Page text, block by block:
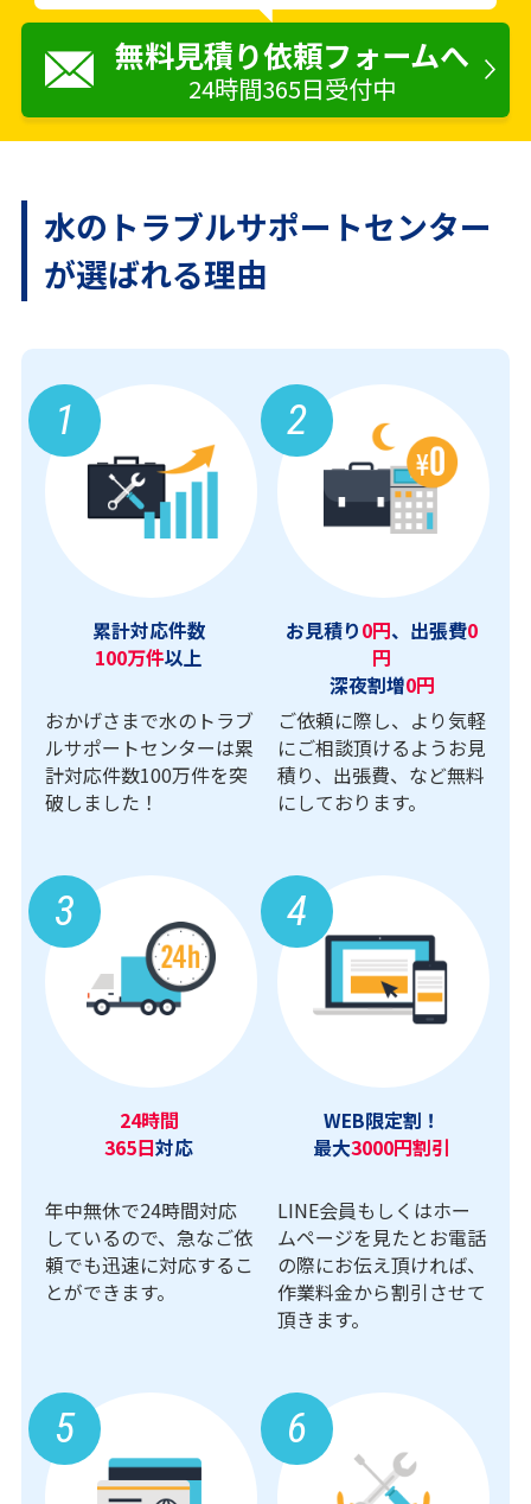
無料見積り依頼フォームへ
24時間365日受付中
水のトラブルサポートセンター
が選ばれる理由
1
累計対応件数
100万件以上
おかげさまで水のトラブ
ルサポートセンターは累
計対応件数100万件を突
破しました！
2
お見積り0円、出張費0
円
深夜割増0円
ご依頼に際し、より気軽
にご相談頂けるようお見
積り、出張費、など無料
にしております。
3
24時間
365日対応
年中無休で24時間対応
しているので、急なご依
頼でも迅速に対応するこ
とができます。
4
WEB限定割！
最大3000円割引
LINE会員もしくはホー
ムページを見たとお電話
の際にお伝え頂ければ、
作業料金から割引させて
頂きます。
5 6